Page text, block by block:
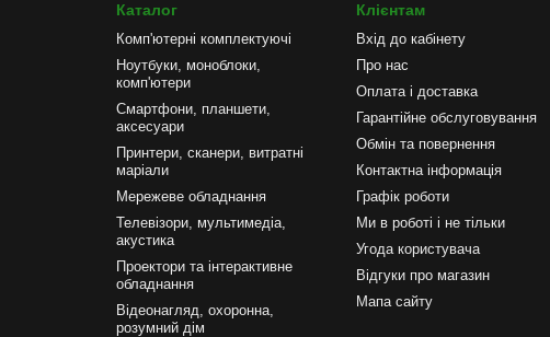
Каталог
Комп'ютерні комплектуючі
Ноутбуки, моноблоки,
комп'ютери
Смартфони, планшети,
аксесуари
Принтери, сканери, витратні
маріали
Мережеве обладнання
Телевізори, мультимедіа,
акустика
Проектори та інтерактивне
обладнання
Відеонагляд, охоронна,
розумний дім
Клієнтам
Вхід до кабінету
Про нас
Оплата і доставка
Гарантійне обслуговування
Обмін та повернення
Контактна інформація
Графік роботи
Ми в роботі і не тільки
Угода користувача
Відгуки про магазин
Мапа сайту